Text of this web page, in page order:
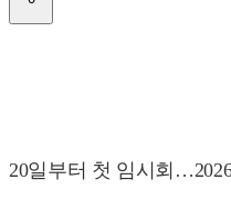
20일부터 첫 임시회